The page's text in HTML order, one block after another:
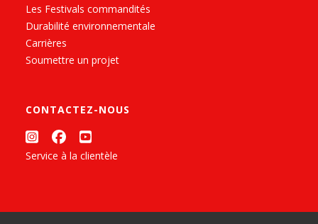
Les Festivals commandités
Durabilité environnementale
Carrières
Soumettre un projet
CONTACTEZ-NOUS
Service à la clientèle